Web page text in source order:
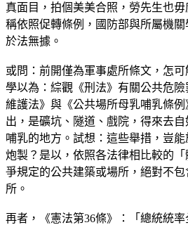
真面目，拍個美美合照，勞先生也
稱依照促轉條例，國防部與所屬機
於法無據。
或問：前開僅為軍事處所條文，怎
學以為：綜觀《刑法》有關公共危
維護法》與《公共場所母乳哺乳條
出，是礦坑、隧道、戲院，得來去
哺乳的地方。試想：這些舉措，豈
炮製？是以，依照各法律相比較的
爭規定的公共建築或場所，絕對不
所。
再者，《憲法第36條》：「總統統率